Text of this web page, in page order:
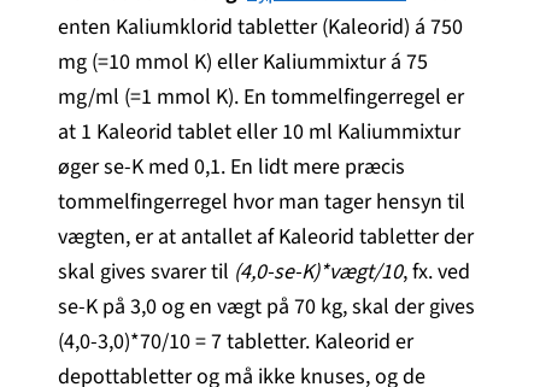
enten Kaliumklorid tabletter (Kaleorid) á 750
mg (=10 mmol K) eller Kaliummixtur á 75
mg/ml (=1 mmol K). En tommelfingerregel er
at 1 Kaleorid tablet eller 10 ml Kaliummixtur
øger se-K med 0,1. En lidt mere præcis
tommelfingerregel hvor man tager hensyn til
vægten, er at antallet af Kaleorid tabletter der
skal gives svarer til (4,0-se-K)*vægt/10, fx. ved
se-K på 3,0 og en vægt på 70 kg, skal der gives
(4,0-3,0)*70/10 = 7 tabletter. Kaleorid er
depottabletter og må ikke knuses, og de